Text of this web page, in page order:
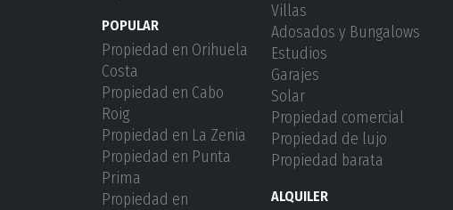
POPULAR
Propiedad en Orihuela
Costa
Propiedad en Cabo
Roig
Propiedad en La Zenia
Propiedad en Punta
Prima
Propiedad en
Villas
Adosados ​​y Bungalows
Estudios
Garajes
Solar
Propiedad comercial
Propiedad de lujo
Propiedad barata
ALQUILER